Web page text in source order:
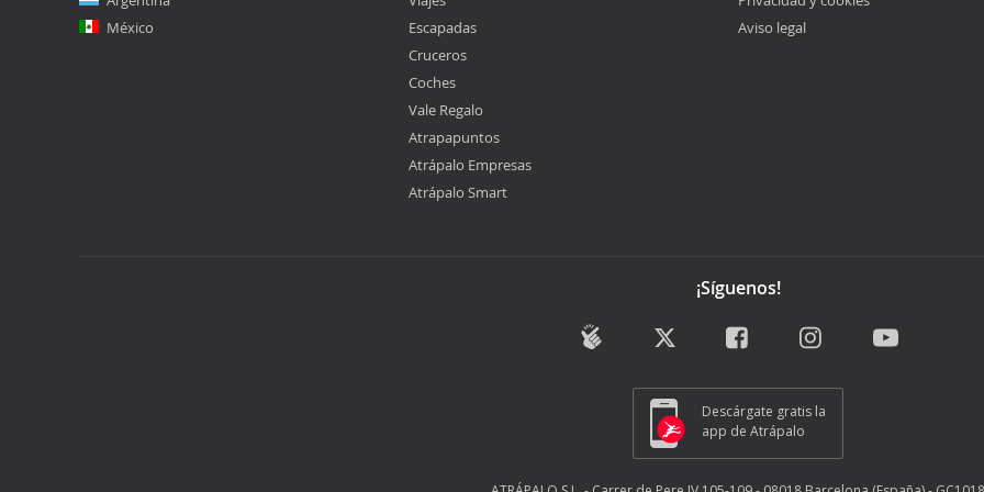
México
Escapadas
Cruceros
Coches
Vale Regalo
Atrapapuntos
Atrápalo Empresas
Atrápalo Smart
Aviso legal
¡Síguenos!
Descárgate gratis la
app de Atrápalo